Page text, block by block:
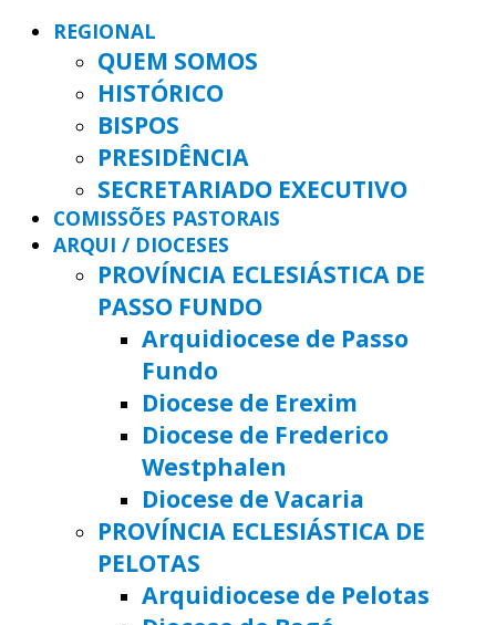
REGIONAL
QUEM SOMOS
HISTÓRICO
BISPOS
PRESIDÊNCIA
SECRETARIADO EXECUTIVO
COMISSÕES PASTORAIS
ARQUI / DIOCESES
PROVÍNCIA ECLESIÁSTICA DE
PASSO FUNDO
Arquidiocese de Passo
Fundo
Diocese de Erexim
Diocese de Frederico
Westphalen
Diocese de Vacaria
PROVÍNCIA ECLESIÁSTICA DE
PELOTAS
Arquidiocese de Pelotas